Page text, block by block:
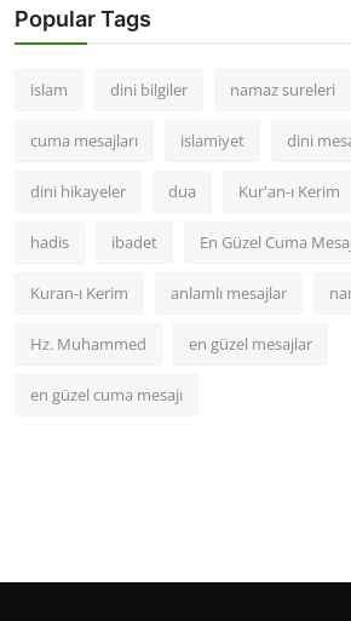
Popular Tags
islam dini bilgiler namaz sureleri
cuma mesajları islamiyet dini
dini hikayeler dua Kur'an-ı Kerim
hadis ibadet En Güzel Cuma
Kuran-ı Kerim anlamlı mesajlar
Hz. Muhammed en güzel mesajlar
en güzel cuma mesajı